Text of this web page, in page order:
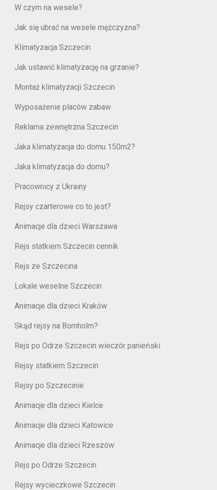
W czym na wesele?
Jak się ubrać na wesele mężczyzna?
Klimatyzacja Szczecin
Jak ustawić klimatyzację na grzanie?
Montaż klimatyzacji Szczecin
Wyposażenie placów zabaw
Reklama zewnętrzna Szczecin
Jaka klimatyzacja do domu 150m2?
Jaka klimatyzacja do domu?
Pracownicy z Ukrainy
Rejsy czarterowe co to jest?
Animacje dla dzieci Warszawa
Rejs statkiem Szczecin cennik
Rejs ze Szczecina
Lokale weselne Szczecin
Animacje dla dzieci Kraków
Skąd rejsy na Bornholm?
Rejs po Odrze Szczecin wieczór panieński
Rejsy statkiem Szczecin
Rejsy po Szczecinie
Animacje dla dzieci Kielce
Animacje dla dzieci Katowice
Animacje dla dzieci Rzeszów
Rejs po Odrze Szczecin
Rejsy wycieczkowe Szczecin